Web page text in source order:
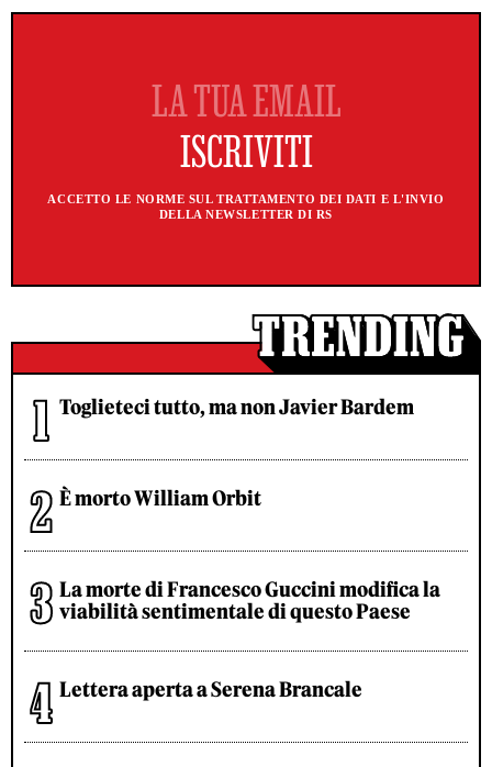
ACCETTO LE NORME SUL TRATTAMENTO DEI DATI E L'INVIO
DELLA NEWSLETTER DI RS
Toglieteci tutto, ma non Javier Bardem
È morto William Orbit
La morte di Francesco Guccini modifica la
viabilità sentimentale di questo Paese
Lettera aperta a Serena Brancale